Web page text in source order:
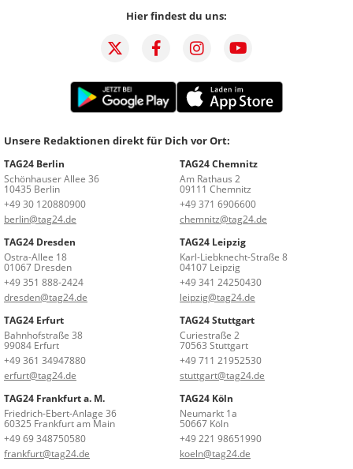
Hier findest du uns:
Unsere Redaktionen direkt für Dich vor Ort:
TAG24 Berlin
Schönhauser Allee 36
10435 Berlin
+49 30 120880900
berlin@tag24.de
TAG24 Chemnitz
Am Rathaus 2
09111 Chemnitz
+49 371 6906600
chemnitz@tag24.de
TAG24 Dresden
Ostra-Allee 18
01067 Dresden
+49 351 888-2424
dresden@tag24.de
TAG24 Leipzig
Karl-Liebknecht-Straße 8
04107 Leipzig
+49 341 24250430
leipzig@tag24.de
TAG24 Erfurt
Bahnhofstraße 38
99084 Erfurt
+49 361 34947880
erfurt@tag24.de
TAG24 Stuttgart
Curiestraße 2
70563 Stuttgart
+49 711 21952530
stuttgart@tag24.de
TAG24 Frankfurt a. M.
Friedrich-Ebert-Anlage 36
60325 Frankfurt am Main
+49 69 348750580
frankfurt@tag24.de
TAG24 Köln
Neumarkt 1a
50667 Köln
+49 221 98651990
koeln@tag24.de